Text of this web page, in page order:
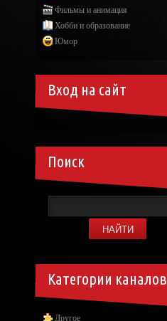
Фильмы и анимация
Хобби и образование
Юмор
Вход на сайт
Поиск
Категории каналов
Другое